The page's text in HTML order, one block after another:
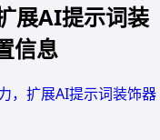
展AI提示词装
信息
，扩展AI提示词装饰器